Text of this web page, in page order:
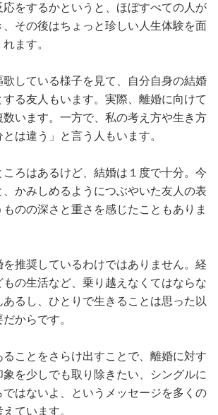
をするかというと、ほぼすべての人が
、その後はちょっと珍しい人生体験を面
ます。
歌している様子を見て、自分自身の結婚
する友人もいます。実際、離婚に向けて
います。一方で、私の考え方や生き方
は違う」と言う人もいます。
ころはあるけど、結婚は１度で十分。今
かみしめるようにつぶやいた友人の表
のの深さと重さを感じたこともありま
推奨しているわけではありません。経
の生活など、乗り越えなくてはならな
るし、ひとりで生きることは思った以
からです。
ことをさらけ出すことで、離婚に対す
象を少しでも取り除きたい、シングルに
ではないよ、というメッセージを多くの
ています。